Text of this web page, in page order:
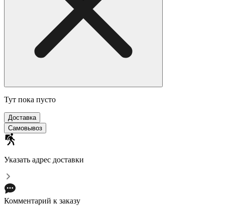
Тут пока пусто
Доставка
Самовывоз
Указать адрес доставки
Комментарий к заказу